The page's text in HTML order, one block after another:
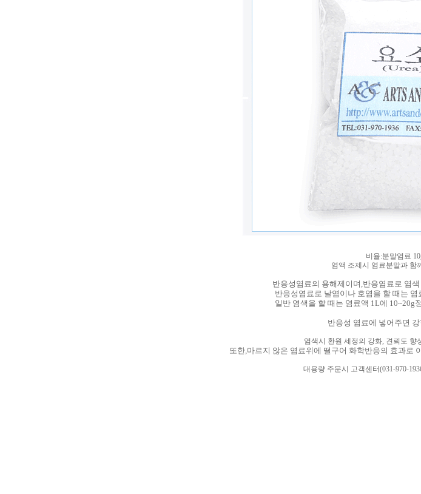
비율:분말염료
염액 조제시 염료분말과 함
반응성염료의 용해제이며,반응염료로 염
반응성염료로 날염이나 호염을 할 때는
일반 염색을 할 때는 염료액 1L에 10~20g
반응성 염료에 넣어주면
염색시 환원 세정의 강화, 견뢰도 향
또한,마르지 않은 염료위에 떨구어 화학반응의 효과로
대용량 주문시 고객센터(031-970-